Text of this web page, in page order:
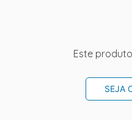
Este
SEJA